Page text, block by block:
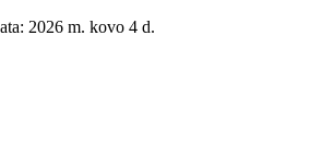
2026 m. kovo 4 d.